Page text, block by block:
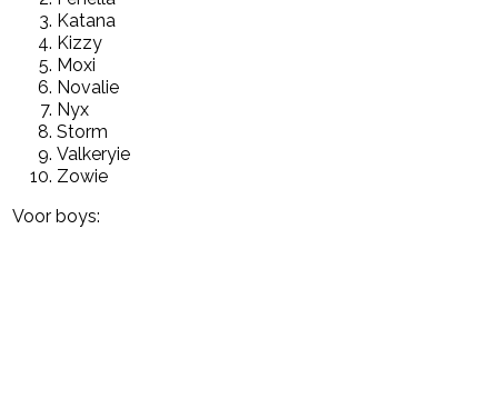
Katana
Kizzy
Moxi
Novalie
Nyx
Storm
Valkeryie
Zowie
Voor boys: